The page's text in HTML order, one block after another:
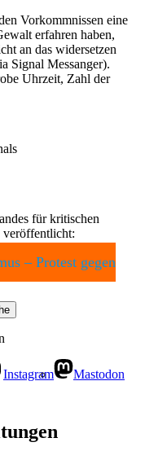
Vorkommnissen eine
erfahren haben,
an das widersetzen
Signal Messanger).
Uhrzeit, Zahl der
für kritischen
veröffentlicht:
– Protest gegen
Instagram
Mastodon